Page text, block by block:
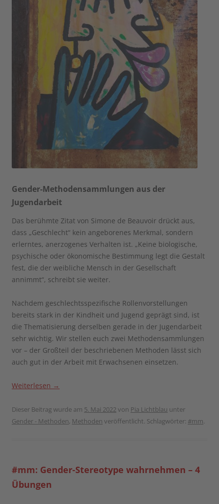
Gender-Methodensammlungen aus der
Jugendarbeit
Das berühmte Zitat von Simone de Beauvoir drückt aus,
dass „Geschlecht“ kein angeborenes Merkmal, sondern
erlerntes, anerzogenes Verhalten ist. „Keine biologische,
psychische oder ökonomische Bestimmung legt die Gestalt
fest, die der weibliche Mensch in der Gesellschaft
annimmt“, schreibt sie weiter.
Nachdem geschlechtsspezifische Rollenvorstellungen
bereits stark in der Kindheit und Jugend geprägt sind, ist
die Thematisierung derselben gerade in der Jugendarbeit
sehr wichtig. Wir stellen euch zwei Methodensammlungen
vor – der Großteil der beschriebenen Methoden lässt sich
auch gut in der Arbeit mit Erwachsenen einsetzen.
Weiterlesen →
Dieser Beitrag wurde am 5. Mai 2022von Pia Lichtblau unter
Gender - Methoden, Methoden veröffentlicht. Schlagwörter: #mm.
#mm: Gender-Stereotype wahrnehmen – 4
Übungen